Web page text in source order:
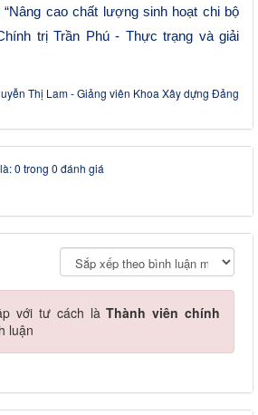
“Nâng cao chất lượng sinh hoạt chi bộ
trị Trần Phú- Thực trạng và giải
Thị Lam - Giảng viên Khoa Xây dựng Đảng
0 trong 0 đánh giá
với tư cách làThành viên chính
luận